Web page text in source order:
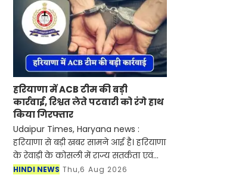
हरियाणा में ACB टीम की बड़ी
कार्रवाई, रिश्वत लेते पटवारी को रंगे हाथ
किया गिरफ्तार
Udaipur Times, Haryana news :
हरियाणा से बड़ी खबर सामने आई है। हरियाणा
के रेवाड़ी के कोसली में राज्य सतर्कता एवं
भ्रष्टाचार निरोधक ब्यूरो (SV&ACB) ने बड़ी
HINDI NEWS Thu,6 Aug 2026